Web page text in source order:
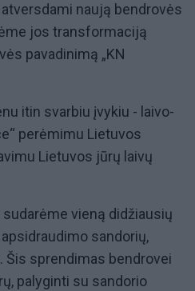
naują bendrovės
jos transformaciją
pavadinimą „KN
itin svarbiu įvykiu - laivo-
perėmimu Lietuvos
Lietuvos jūrų laivų
vieną didžiausių
sandorių,
sprendimas bendrovei
palyginti su sandorio